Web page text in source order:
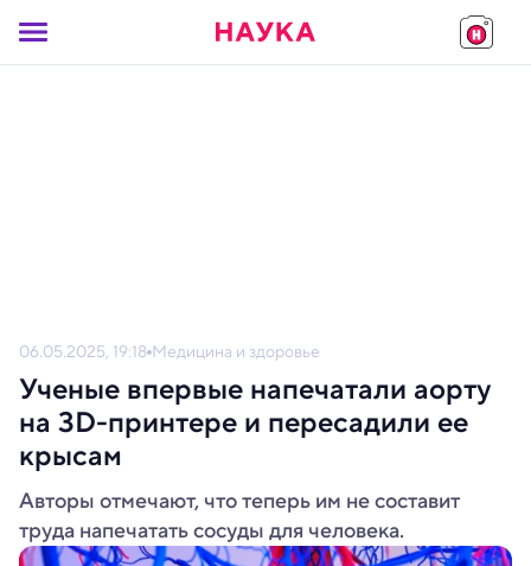
06.05.2025, 19:18 Медицина и здоровье
Ученые впервые напечатали аорту
на 3D-принтере и пересадили ее
крысам
Авторы отмечают, что теперь им не составит
труда напечатать сосуды для человека.